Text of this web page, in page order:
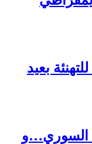
بعيد
السوري…و